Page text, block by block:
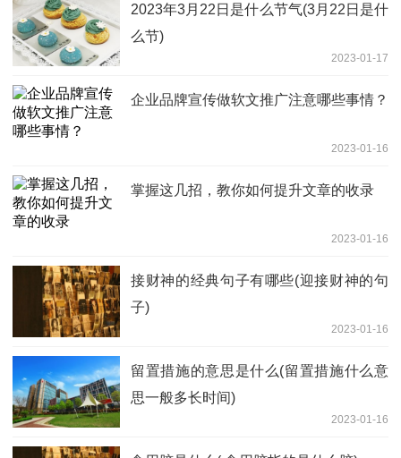
2023年3月22日是什么节气(3月22日是什
么节)
2023-01-17
企业品牌宣传做软文推广注意哪些事情？
2023-01-16
掌握这几招，教你如何提升文章的收录
2023-01-16
接财神的经典句子有哪些(迎接财神的句
子)
2023-01-16
留置措施的意思是什么(留置措施什么意
思一般多长时间)
2023-01-16